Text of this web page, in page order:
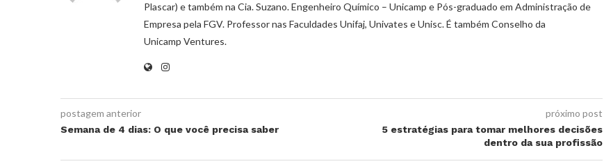
Plascar) e também na Cia. Suzano. Engenheiro Químico – Unicamp e Pós-graduado em Administração de
Empresa pela FGV. Professor nas Faculdades Unifaj, Univates e Unisc. É também Conselho da
Unicamp Ventures.
postagem anterior
Semana de 4 dias: O que você precisa saber
próximo post
5 estratégias para tomar melhores decisões
dentro da sua profissão